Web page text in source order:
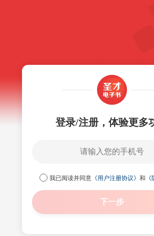
登录/注册，体验更多
我已阅读并同意 《用户注册协议》 和
下一步